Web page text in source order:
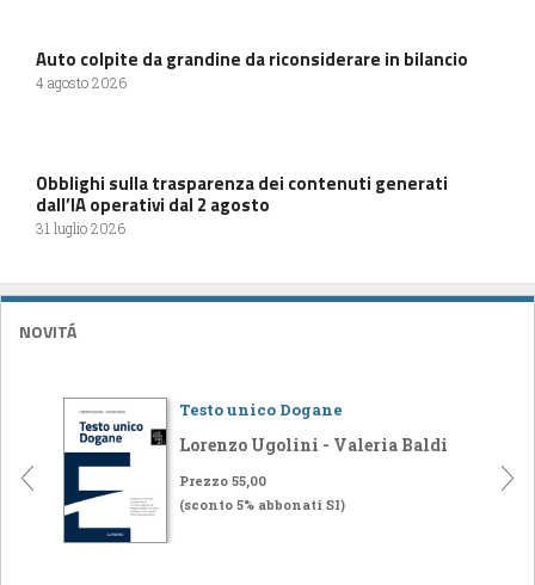
Auto colpite da grandine da riconsiderare in bilancio
4 agosto 2026
Obblighi sulla trasparenza dei contenuti generati
dall’IA operativi dal 2 agosto
31 luglio 2026
NOVITÁ
Testo unico Dogane
Lorenzo Ugolini - Valeria Baldi
Prezzo 55,00
(sconto 5% abbonati SI)